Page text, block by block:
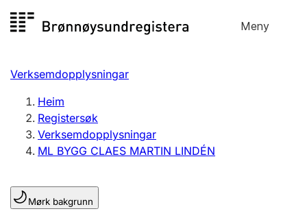
til
Meny
Registersøk
Aksjeselskap
Enkeltpersonføretak
Registrere, endre, slette
Lag og foreining
Verksemdopplysningar
Heim
Registersøk
Verksemdopplysningar
ML BYGG CLAES MARTIN LINDÉN
Mørk bakgrunn